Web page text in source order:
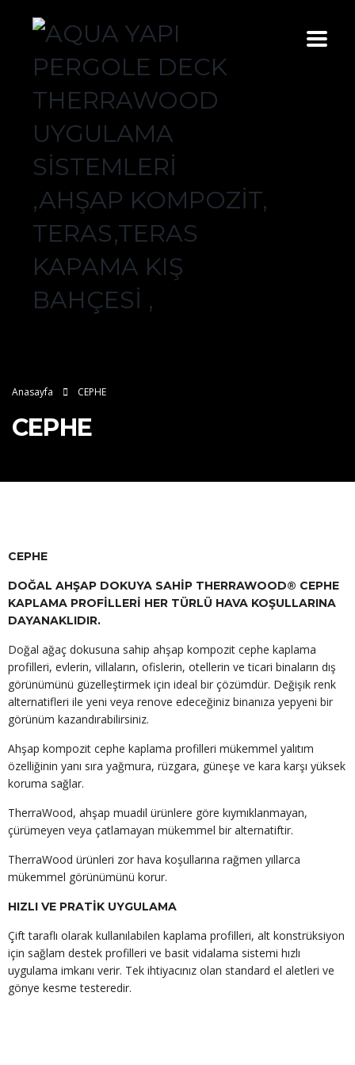
Anasayfa CEPHE
CEPHE
CEPHE
DOĞAL AHŞAP DOKUYA SAHİP THERRAWOOD® CEPHE
KAPLAMA PROFİLLERİ HER TÜRLÜ HAVA KOŞULLARINA
DAYANAKLIDIR.
Doğal ağaç dokusuna sahip ahşap kompozit cephe kaplama
profilleri, evlerin, villaların, ofislerin, otellerin ve ticari binaların dış
görünümünü güzelleştirmek için ideal bir çözümdür. Değişik renk
alternatifleri ile yeni veya renove edeceğiniz binanıza yepyeni bir
görünüm kazandırabilirsiniz.
Ahşap kompozit cephe kaplama profilleri mükemmel yalıtım
özelliğinin yanı sıra yağmura, rüzgara, güneşe ve kara karşı yüksek
koruma sağlar.
TherraWood, ahşap muadil ürünlere göre kıymıklanmayan,
çürümeyen veya çatlamayan mükemmel bir alternatiftir.
TherraWood ürünleri zor hava koşullarına rağmen yıllarca
mükemmel görünümünü korur.
HIZLI VE PRATİK UYGULAMA
Çift taraflı olarak kullanılabilen kaplama profilleri, alt konstrüksiyon
için sağlam destek profilleri ve basit vidalama sistemi hızlı
uygulama imkanı verir. Tek ihtiyacınız olan standard el aletleri ve
gönye kesme testeredir.